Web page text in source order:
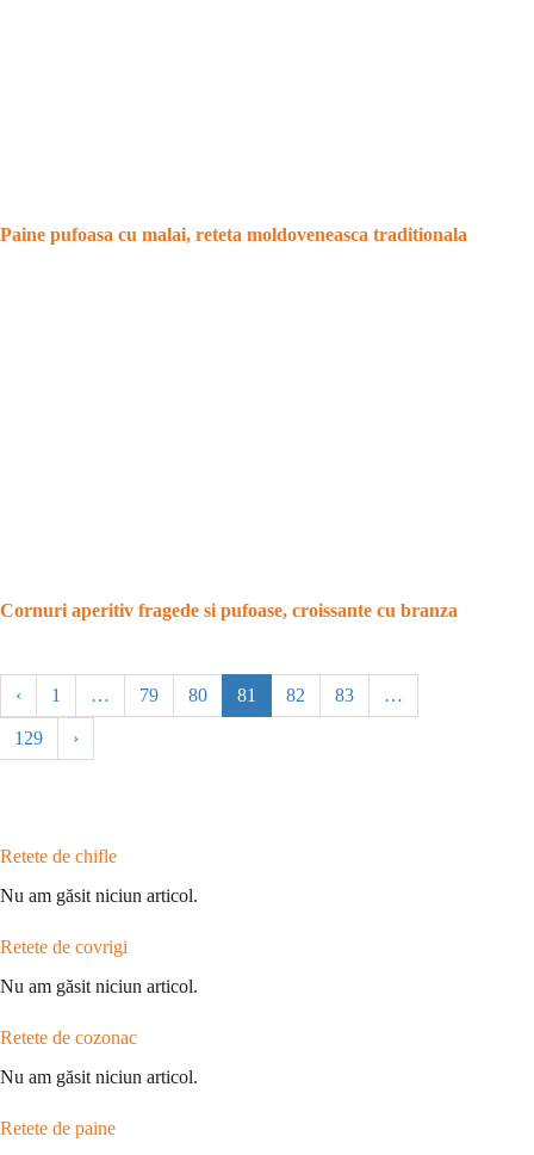
Paine pufoasa cu malai, reteta moldoveneasca traditionala
Cornuri aperitiv fragede si pufoase, croissante cu branza
‹ 1 … 79 80 81 82 83 …
129 ›
Retete de chifle
Nu am găsit niciun articol.
Retete de covrigi
Nu am găsit niciun articol.
Retete de cozonac
Nu am găsit niciun articol.
Retete de paine